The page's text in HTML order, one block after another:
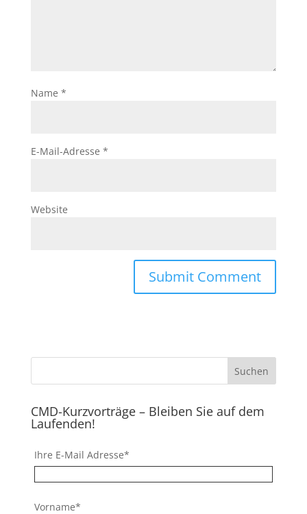
Name *
E-Mail-Adresse *
Website
CMD-Kurzvorträge – Bleiben Sie auf dem
Laufenden!
Ihre E-Mail Adresse*
Vorname*